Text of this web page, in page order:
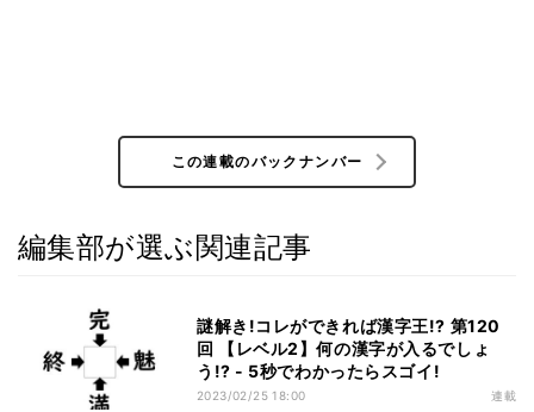
この連載のバックナンバー
編集部が選ぶ関連記事
謎解き!コレができれば漢字王!? 第120
回 【レベル2】何の漢字が入るでしょ
う!? - 5秒でわかったらスゴイ!
2023/02/25 18:00 連載